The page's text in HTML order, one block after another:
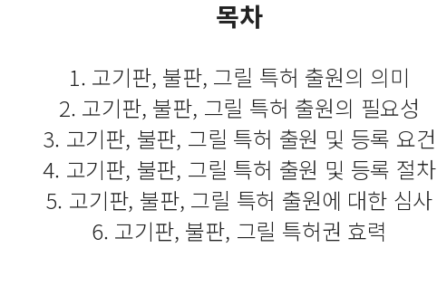
목차
1. 고기판, 불판, 그릴 특허 출원의 의미
2. 고기판, 불판, 그릴 특허 출원의 필요성
3. 고기판, 불판, 그릴 특허 출원 및 등록 요건
4. 고기판, 불판, 그릴 특허 출원 및 등록 절차
5. 고기판, 불판, 그릴 특허 출원에 대한 심사
6. 고기판, 불판, 그릴 특허권 효력